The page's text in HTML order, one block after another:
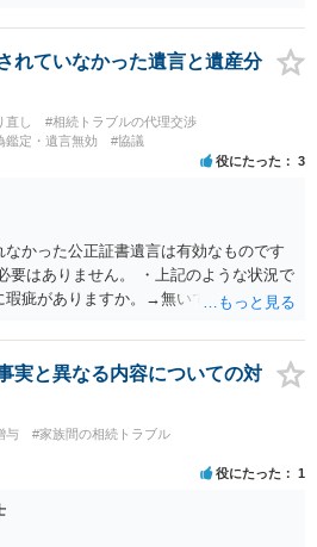
れていなかった遺言と遺産分
直し
#相続トラブルの代理交渉
鑑定・遺言無効 #協議
役にたった 3
なかった公正証書遺言は有効なものです
はありません。 ・上記のような状況で
瑕疵がありますか。→無いです。 ・分割
れますので、どこが妥当とは言えない
せん。 ・できれば穏やかに、分割を拒否
割を拒否するということは、遺産はいら
遺言で、受取を指定されててもいらない
由を説明する必要はありません。
実と異なる内容についての対
与
#家族間の相続トラブル
役にたった 1